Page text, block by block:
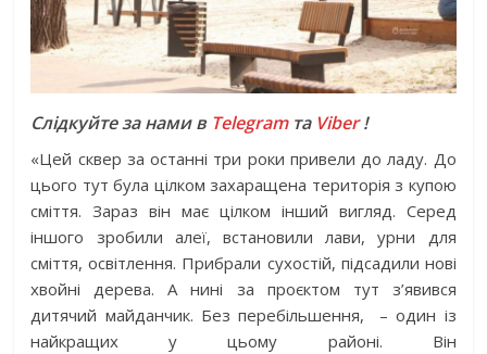
Слідкуйте за нами в Telegramта Viber!
«Цей сквер за останні три роки привели до ладу. До
цього тут була цілком захаращена територія з купою
сміття. Зараз він має цілком інший вигляд. Серед
іншого зробили алеї, встановили лави, урни для
сміття, освітлення. Прибрали сухостій, підсадили нові
хвойні дерева. А нині за проєктом тут з’явився
дитячий майданчик. Без перебільшення, – один із
найкращих у цьому районі. Він